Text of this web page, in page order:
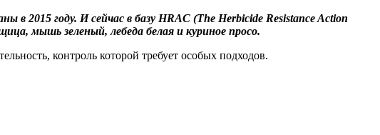
2015 году. И сейчас в базу HRAC (The Herbicide Resistance Action
мышь зеленый, лебеда белая и куриное просо.
контроль которой требует особых подходов.